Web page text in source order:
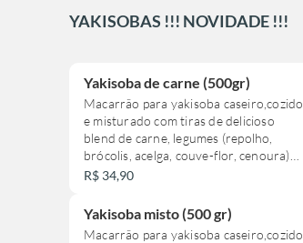
YAKISOBAS !!! NOVIDADE !!!
Yakisoba de carne (500gr)
Macarrão para yakisoba caseiro,cozido
e misturado com tiras de delicioso
blend de carne, legumes (repolho,
brócolis, acelga, couve-flor, cenoura)
com molho de yakisoba da casa.
R$ 34,90
Yakisoba misto (500 gr)
Macarrão para yakisoba caseiro,cozido